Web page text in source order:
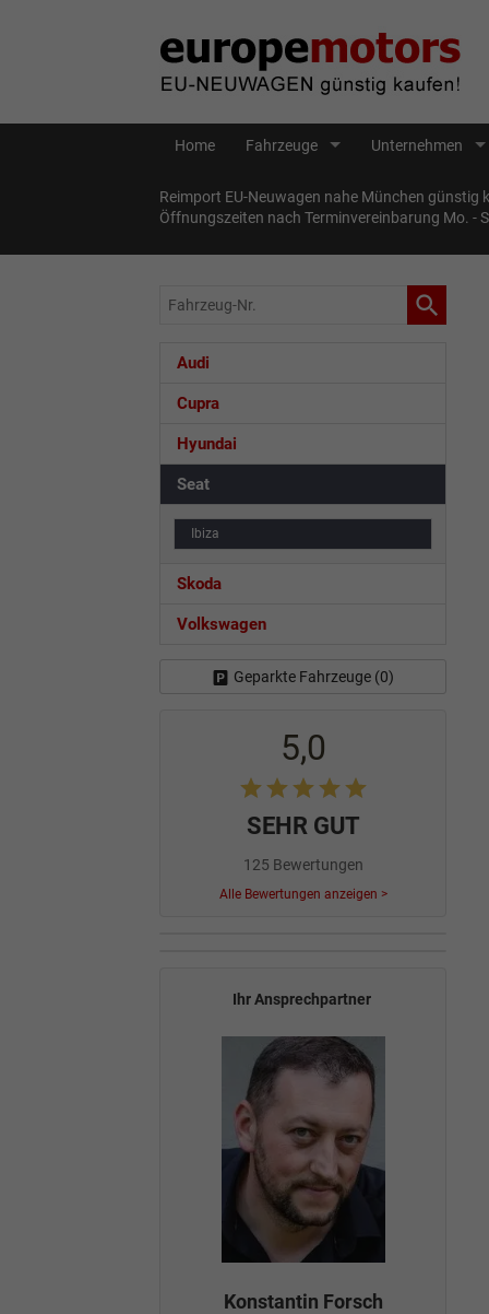
Home Fahrzeuge Unternehmen
Reimport EU-Neuwagen nahe München
Öffnungszeiten nach Terminvereinbarung Mo. -
Fahrzeug-
Audi
Cupra
Hyundai
Seat
Ibiza
Skoda
Volkswagen
Geparkte Fahrzeuge (0)
5,0
SEHR GUT
125 Bewertungen
Alle Bewertungen anzeigen >
Ihr Ansprechpartner
Konstantin Forsch